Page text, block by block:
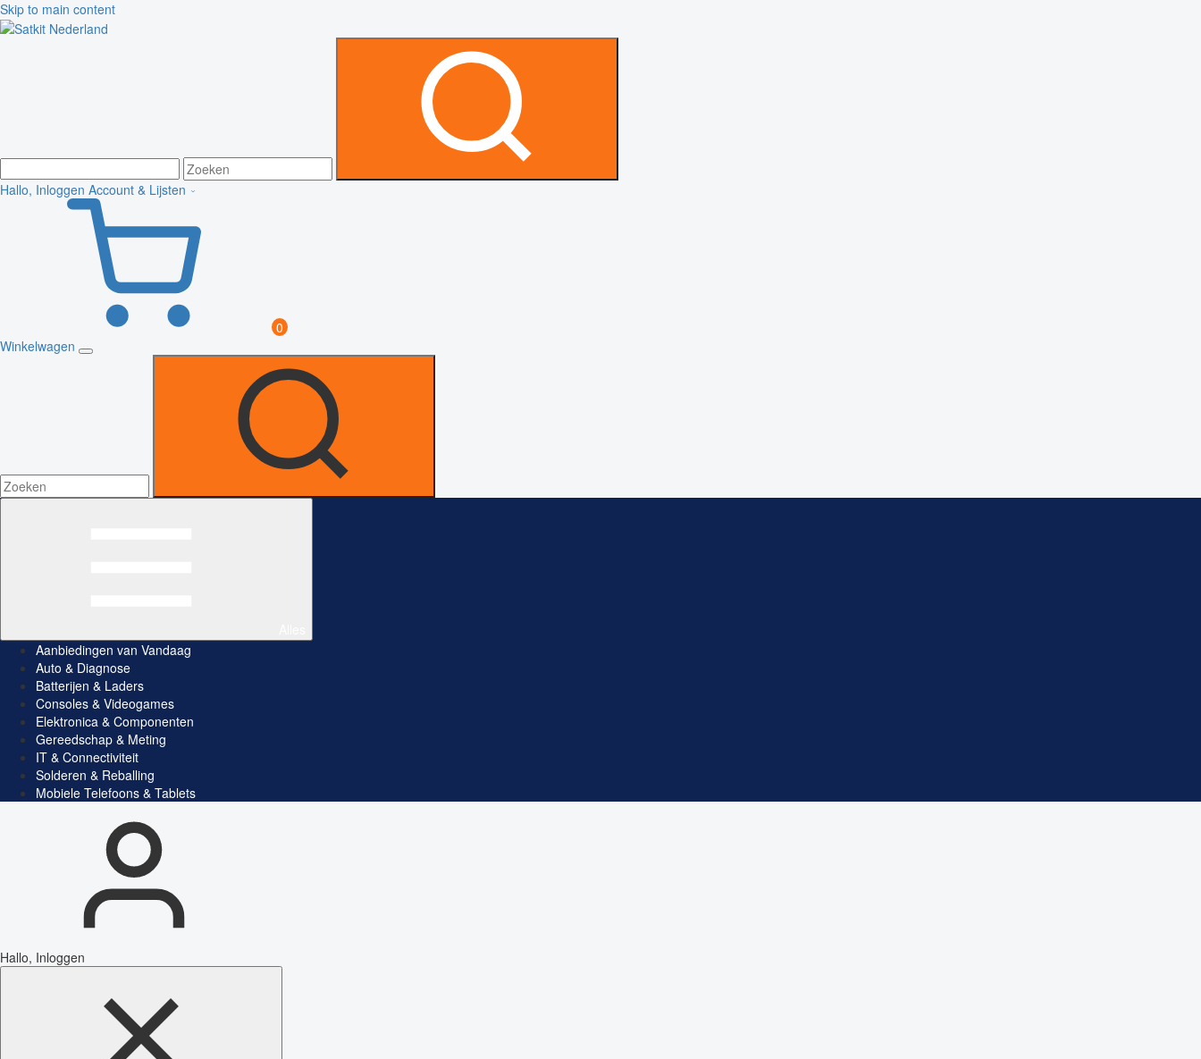
Skip to main content
Hallo, Inloggen Account & Lijsten
0
Winkelwagen
Aanbiedingen van Vandaag
Auto & Diagnose
Batterijen & Laders
Consoles & Videogames
Elektronica & Componenten
Gereedschap & Meting
IT & Connectiviteit
Solderen & Reballing
Mobiele Telefoons & Tablets
Hallo, Inloggen